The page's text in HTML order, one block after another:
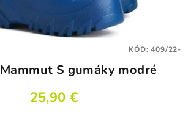
S gumáky modré
25,90 €
KÓD:409/22-